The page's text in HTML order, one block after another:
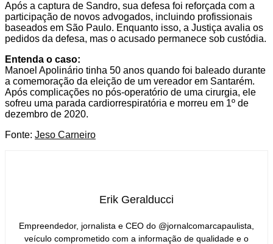
Após a captura de Sandro, sua defesa foi reforçada com a
participação de novos advogados, incluindo profissionais
baseados em São Paulo. Enquanto isso, a Justiça avalia os
pedidos da defesa, mas o acusado permanece sob custódia.
Entenda o caso:
Manoel Apolinário tinha 50 anos quando foi baleado durante
a comemoração da eleição de um vereador em Santarém.
Após complicações no pós-operatório de uma cirurgia, ele
sofreu uma parada cardiorrespiratória e morreu em 1º de
dezembro de 2020.
Fonte: Jeso Carneiro
Erik Geralducci
Empreendedor, jornalista e CEO do @jornalcomarcapaulista,
veículo comprometido com a informação de qualidade e o